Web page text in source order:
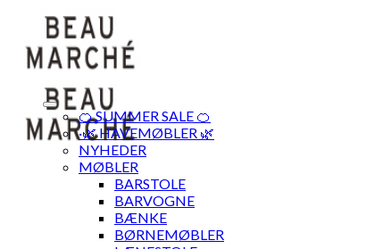
content
🍊 SUMMER SALE 🍊
·🌿 HAVEMØBLER 🌿
NYHEDER
MØBLER
BARSTOLE
BARVOGNE
BÆNKE
BØRNEMØBLER